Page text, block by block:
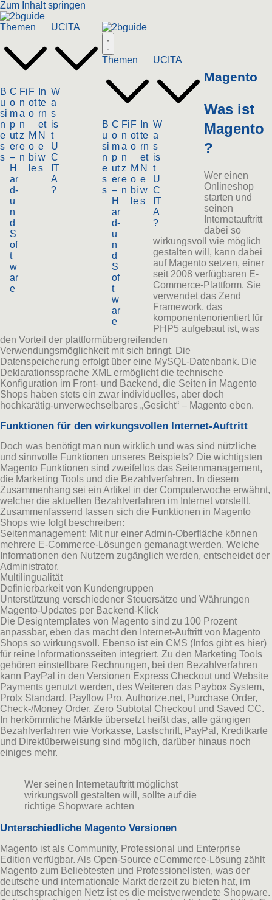
Zum Inhalt springen
Themen
B
u
si
n
e
s
s
C
o
m
p
ut
er
–
H
ar
d-
u
n
d
S
of
t
w
ar
e
Fi
n
a
n
z
e
n
F
ot
o
In
te
rn
et
M
o
bi
le
N
e
w
s
UCITA
W
a
s
is
t
U
C
IT
A
?
Themen
B
u
si
n
e
s
s
C
o
m
p
ut
er
–
H
ar
d-
u
n
d
S
of
t
w
ar
e
Fi
n
a
n
z
e
n
F
ot
o
In
te
rn
et
M
o
bi
le
N
e
w
s
UCITA
W
a
s
is
t
U
C
IT
A
?
Magento
Was ist
Magento
?
Wer einen
Onlineshop
starten und
seinen
Internetauftritt
dabei so
wirkungsvoll wie möglich
gestalten will, kann dabei
auf Magento setzen, einer
seit 2008 verfügbaren E-
Commerce-Plattform. Sie
verwendet das Zend
Framework, das
komponentenorientiert für
PHP5 aufgebaut ist, was
den Vorteil der plattformübergreifenden
Verwendungsmöglichkeit mit sich bringt. Die
Datenspeicherung erfolgt über eine MySQL-Datenbank. Die
Deklarationssprache XML ermöglicht die technische
Konfiguration im Front- und Backend, die Seiten in Magento
Shops haben stets ein zwar individuelles, aber doch
hochkarätig-unverwechselbares „Gesicht“ – Magento eben.
Funktionen für den wirkungsvollen Internet-Auftritt
Doch was benötigt man nun wirklich und was sind nützliche
und sinnvolle Funktionen unseres Beispiels? Die wichtigsten
Magento Funktionen sind zweifellos das Seitenmanagement,
die Marketing Tools und die Bezahlverfahren. In diesem
Zusammenhang sei ein Artikel in der Computerwoche erwähnt,
welcher die aktuellen Bezahlverfahren im Internet vorstellt.
Zusammenfassend lassen sich die Funktionen in Magento
Shops wie folgt beschreiben:
Seitenmanagement: Mit nur einer Admin-Oberfläche können
mehrere E-Commerce-Lösungen gemanagt werden. Welche
Informationen den Nutzern zugänglich werden, entscheidet der
Administrator.
Multilingualität
Definierbarkeit von Kundengruppen
Unterstützung verschiedener Steuersätze und Währungen
Magento-Updates per Backend-Klick
Die Designtemplates von Magento sind zu 100 Prozent
anpassbar, eben das macht den Internet-Auftritt von Magento
Shops so wirkungsvoll. Ebenso ist ein CMS (Infos gibt es hier)
für reine Informationsseiten integriert. Zu den Marketing Tools
gehören einstellbare Rechnungen, bei den Bezahlverfahren
kann PayPal in den Versionen Express Checkout und Website
Payments genutzt werden, des Weiteren das Paybox System,
Protx Standard, Payflow Pro, Authorize.net, Purchase Order,
Check-/Money Order, Zero Subtotal Checkout und Saved CC.
In herkömmliche Märkte übersetzt heißt das, alle gängigen
Bezahlverfahren wie Vorkasse, Lastschrift, PayPal, Kreditkarte
und Direktüberweisung sind möglich, darüber hinaus noch
einiges mehr.
Wer seinen Internetauftritt möglichst
wirkungsvoll gestalten will, sollte auf die
richtige Shopware achten
Unterschiedliche Magento Versionen
Magento ist als Community, Professional und Enterprise
Edition verfügbar. Als Open-Source eCommerce-Lösung zählt
Magento zum Beliebtesten und Professionellsten, was der
deutsche und internationale Markt derzeit zu bieten hat, im
deutschsprachigen Netz ist es die meistverwendete Shopware.